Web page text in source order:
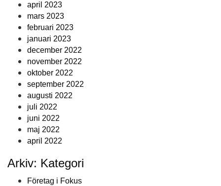
april 2023
mars 2023
februari 2023
januari 2023
december 2022
november 2022
oktober 2022
september 2022
augusti 2022
juli 2022
juni 2022
maj 2022
april 2022
Arkiv: Kategori
Företag i Fokus